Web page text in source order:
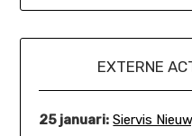
EXTERNE
25 januari: Siervis